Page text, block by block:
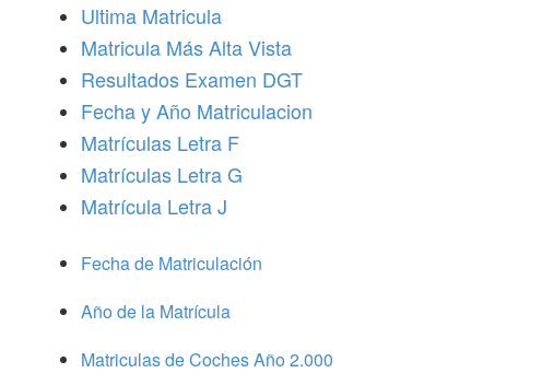
Ultima Matricula
Matricula Más Alta Vista
Resultados Examen DGT
Fecha y Año Matriculacion
Matrículas Letra F
Matrículas Letra G
Matrícula Letra J
Fecha de Matriculación
Año de la Matrícula
Matriculas de Coches Año 2.000